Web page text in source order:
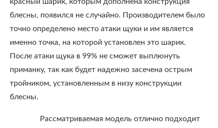
блесны, появился не случайно. Производителем было
точно определено место атаки щуки и им является
именно точка, на которой установлен это шарик.
После атаки щука в 99% не сможет выплюнуть
приманку, так как будет надежно засечена острым
тройником, установленным в низу конструкции
блесны.
Рассматриваемая модель отлично подходит